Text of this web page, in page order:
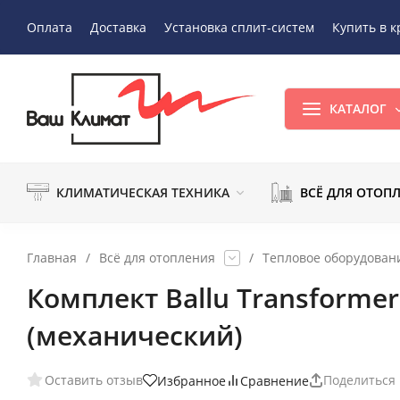
Оплата Доставка Установка сплит-систем Купить в
КАТАЛОГ
КЛИМАТИЧЕСКАЯ ТЕХНИКА ВСЁ ДЛЯ
Главная / Всё для отопления / Тепловое
Комплект Ballu
(механический)
Оставить отзыв Избранное Сравнение Поделиться